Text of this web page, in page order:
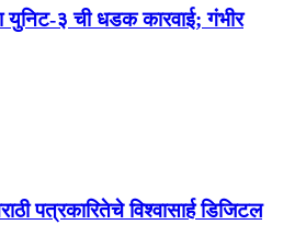
युनिट-३ ची धडक कारवाई; गंभीर
पत्रकारितेचे विश्वासार्ह डिजिटल